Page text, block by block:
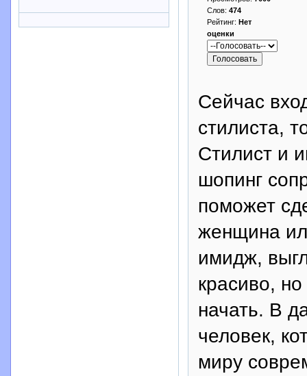
Слов: 474
Рейтинг: Нет
оценки
Сейчас
стилиста,
Стилист и
шопинг
поможет
женщина
имидж,
красиво,
начать. В
человек,
миру